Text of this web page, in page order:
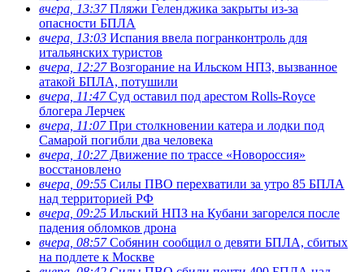
вчера, 13:37Пляжи Геленджика закрыты из-за
опасности БПЛА
вчера, 13:03 Испания ввела погранконтроль для
итальянских туристов
вчера, 12:27Возгорание на Ильском НПЗ, вызванное
атакой БПЛА, потушили
вчера, 11:47Суд оставил под арестом Rolls-Royce
блогера Лерчек
вчера, 11:07При столкновении катера и лодки под
Самарой погибли два человека
вчера, 10:27Движение по трассе «Новороссия»
восстановлено
вчера, 09:55 Силы ПВО перехватили за утро 85 БПЛА
над территорией РФ
вчера, 09:25 Ильский НПЗ на Кубани загорелся после
падения обломков дрона
вчера, 08:57Собянин сообщил о девяти БПЛА, сбитых
на подлете к Москве